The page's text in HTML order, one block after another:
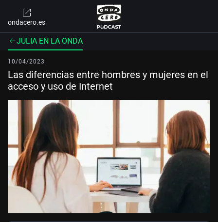
ondacero.es
JULIA EN LA ONDA
10/04/2023
Las diferencias entre hombres y mujeres en el
acceso y uso de Internet